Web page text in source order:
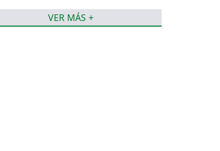
VER MÁS +